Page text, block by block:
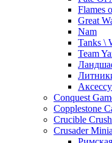
Flames
Great
Nam
Tanks \
Team
Conquest
Copplestone
Crucible Crush
Crusader